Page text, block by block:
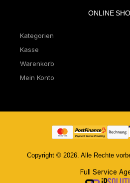
ONLINE
Kategorien
Kasse
Warenkorb
Mein Konto
Copyright © 2026. Alle Rechte
Full Service